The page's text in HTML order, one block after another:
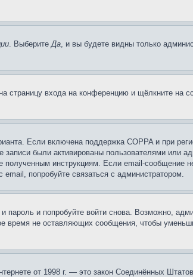
. ВыберитеДа, и вы будете видны только
страницу входа на конференцию и щёлкните на
Если включена поддержка COPPA и при
были активированы пользователями или
инструкциям. Если email-сообщение
попробуйте связаться с администратором.
пароль и попробуйте войти снова. Возможно,
время не оставляющих сообщения, чтобы
от 1998 г. — это закон Соединённых